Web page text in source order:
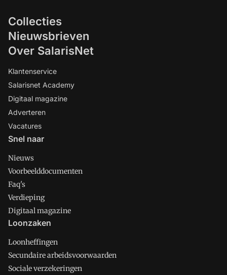
Collecties
Nieuwsbrieven
Over SalarisNet
Klantenservice
Salarisnet Academy
Digitaal magazine
Adverteren
Vacatures
Snel naar
Nieuws
Voorbeelddocumenten
Faq's
Verdieping
Digitaal magazine
Loonzaken
Loonheffingen
Secundaire arbeidsvoorwaarden
Sociale verzekeringen